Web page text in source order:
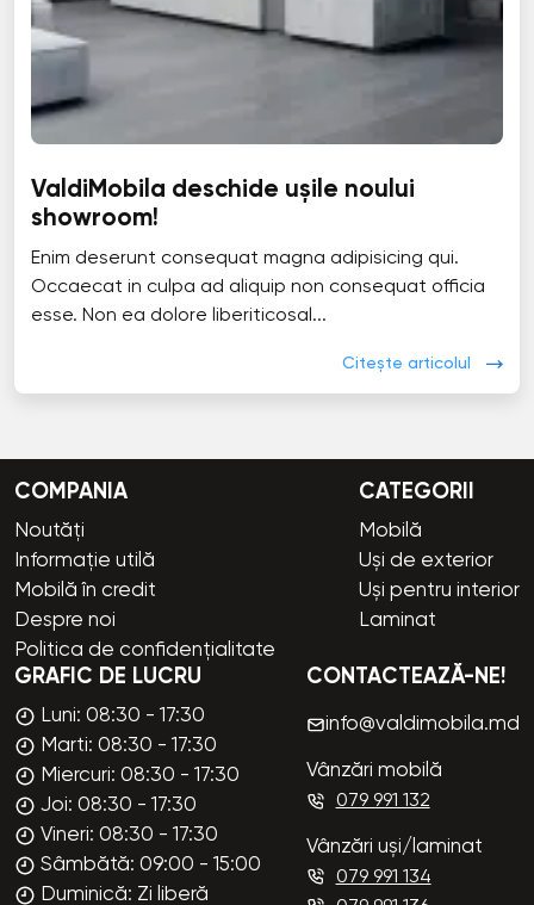
ValdiMobila deschide ușile noului
showroom!
Enim deserunt consequat magna adipisicing qui.
Occaecat in culpa ad aliquip non consequat officia
esse. Non ea dolore liberiticosal...
Citește articolul
COMPANIA
Noutăți
Informație utilă
Mobilă în credit
Despre noi
Politica de confidențialitate
CATEGORII
Mobilă
Uși de exterior
Uși pentru interior
Laminat
GRAFIC DE LUCRU
Luni: 08:30 - 17:30
Marti: 08:30 - 17:30
Miercuri: 08:30 - 17:30
Joi: 08:30 - 17:30
Vineri: 08:30 - 17:30
Sâmbătă: 09:00 - 15:00
Duminică: Zi liberă
CONTACTEAZĂ-NE!
info@valdimobila.md
Vânzări mobilă
079 991 132
Vânzări uși/laminat
079 991 134